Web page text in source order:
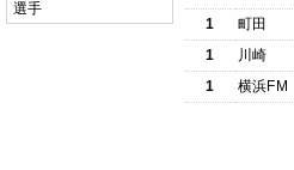
選手
1
町田
1
川崎
1
横浜FM